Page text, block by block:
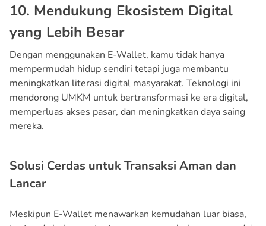
10. Mendukung Ekosistem Digital
yang Lebih Besar
Dengan menggunakan E-Wallet, kamu tidak hanya
mempermudah hidup sendiri tetapi juga membantu
meningkatkan literasi digital masyarakat. Teknologi ini
mendorong UMKM untuk bertransformasi ke era digital,
memperluas akses pasar, dan meningkatkan daya saing
mereka.
Solusi Cerdas untuk Transaksi Aman dan
Lancar
Meskipun E-Wallet menawarkan kemudahan luar biasa,